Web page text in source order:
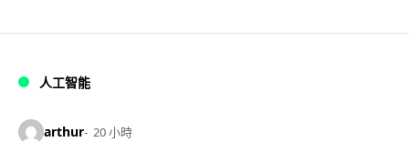
人工智能
arthur 20 小時